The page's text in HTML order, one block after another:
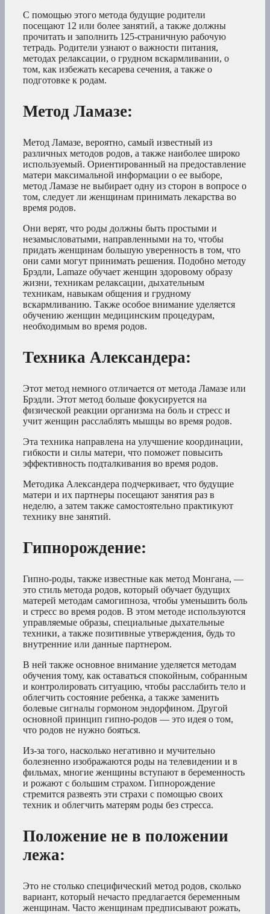
С помощью этого метода будущие родители
посещают 12 или более занятий, а также должны
прочитать и заполнить 125-страничную рабочую
тетрадь. Родители узнают о важности питания,
методах релаксации, о грудном вскармливании, о
том, как избежать кесарева сечения, а также о
подготовке к родам.
Метод Ламазе:
Метод Ламазе, вероятно, самый известный из
различных методов родов, а также наиболее широко
используемый. Ориентированный на предоставление
матери максимальной информации о ее выборе,
метод Ламазе не выбирает одну из сторон в вопросе о
том, следует ли женщинам принимать лекарства во
время родов.
Они верят, что роды должны быть простыми и
незамысловатыми, направленными на то, чтобы
придать женщинам большую уверенность в том, что
они сами могут принимать решения. Подобно методу
Брэдли, Lamaze обучает женщин здоровому образу
жизни, техникам релаксации, дыхательным
техникам, навыкам общения и грудному
вскармливанию. Также особое внимание уделяется
обучению женщин медицинским процедурам,
необходимым во время родов.
Техника Александера:
Этот метод немного отличается от метода Ламазе или
Брэдли. Этот метод больше фокусируется на
физической реакции организма на боль и стресс и
учит женщин расслаблять мышцы во время родов.
Эта техника направлена на улучшение координации,
гибкости и силы матери, что поможет повысить
эффективность подталкивания во время родов.
Методика Александера подчеркивает, что будущие
матери и их партнеры посещают занятия раз в
неделю, а затем также самостоятельно практикуют
технику вне занятий.
Гипнорождение:
Гипно-роды, также известные как метод Монгана, —
это стиль метода родов, который обучает будущих
матерей методам самогипноза, чтобы уменьшить боль
и стресс во время родов. В этом методе используются
управляемые образы, специальные дыхательные
техники, а также позитивные утверждения, будь то
внутренние или данные партнером.
В ней также основное внимание уделяется методам
обучения тому, как оставаться спокойным, собранным
и контролировать ситуацию, чтобы расслабить тело и
облегчить состояние ребенка, а также заменить
болевые сигналы гормоном эндорфином. Другой
основной принцип гипно-родов — это идея о том,
что родов не нужно бояться.
Из-за того, насколько негативно и мучительно
болезненно изображаются роды на телевидении и в
фильмах, многие женщины вступают в беременность
и рожают с большим страхом. Гипнорождение
стремится развеять эти страхи с помощью своих
техник и облегчить матерям роды без стресса.
Положение не в положении
лежа:
Это не столько специфический метод родов, сколько
вариант, который нечасто предлагается беременным
женщинам. Часто женщинам предписывают рожать,